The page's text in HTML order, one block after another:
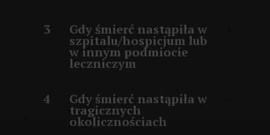
3 Gdy śmierć nastąpiła w
szpitalu/hospicjum lub
w innym podmiocie
leczniczym
4 Gdy śmierć nastąpiła w
tragicznych
okolicznościach